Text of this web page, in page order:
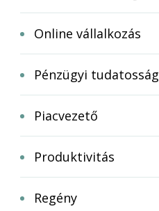
Online vállalkozás
Pénzügyi tudatosság
Piacvezető
Produktivitás
Regény